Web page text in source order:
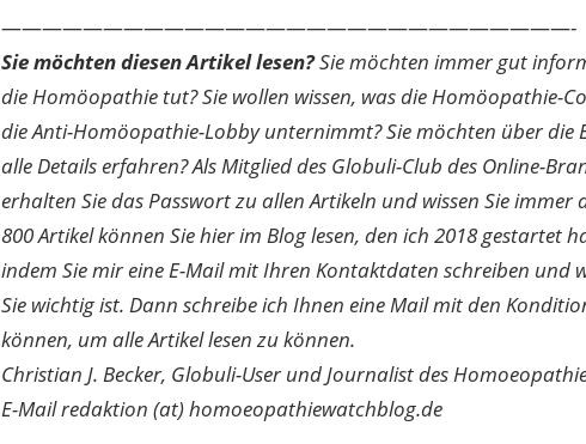
————————————————————————————-
Sie möchten diesen Artikel lesen?Sie möchten immer gut
die Homöopathie tut? Sie wollen wissen, was die Homöopathie-
die Anti-Homöopathie-Lobby unternimmt? Sie möchten über die
alle Details erfahren? Als Mitglied des Globuli-Club des Online-
erhalten Sie das Passwort zu allen Artikeln und wissen Sie
800 Artikel können Sie hier im Blog lesen, den ich 2018 gestartet
indem Sie mir eine E-Mail mit Ihren Kontaktdaten schreiben
Sie wichtig ist. Dann schreibe ich Ihnen eine Mail mit den
können, um alle Artikel lesen zu können.
Christian J. Becker, Globuli-User und Journalist des
E-Mail redaktion (at) homoeopathiewatchblog.de